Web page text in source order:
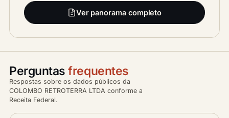
Ver panorama completo
Perguntasfrequentes
Respostas sobre os dados públicos da
COLOMBO RETROTERRA LTDA conforme a
Receita Federal.